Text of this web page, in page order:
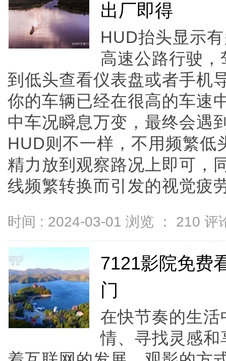
出厂即得
HUD抬头显示
高速公路行驶
到低头查看仪表盘或者手机
你的车辆已经在很高的车速
中车况瞬息万变，最终会遇
HUD则不一样，不用频繁低
精力放到观察路况上即可，
线频繁转换而引发的视觉疲
时间 : 2024-03-01 浏览 ： 210 评
7121影院免费
门
在快节奏的生
情、寻找灵感